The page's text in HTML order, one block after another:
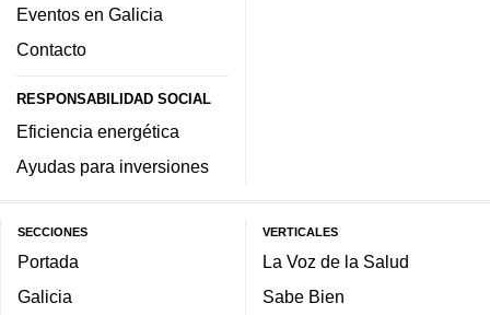
Eventos en Galicia
Contacto
RESPONSABILIDAD SOCIAL
Eficiencia energética
Ayudas para inversiones
SECCIONES
Portada
Galicia
VERTICALES
La Voz de la Salud
Sabe Bien